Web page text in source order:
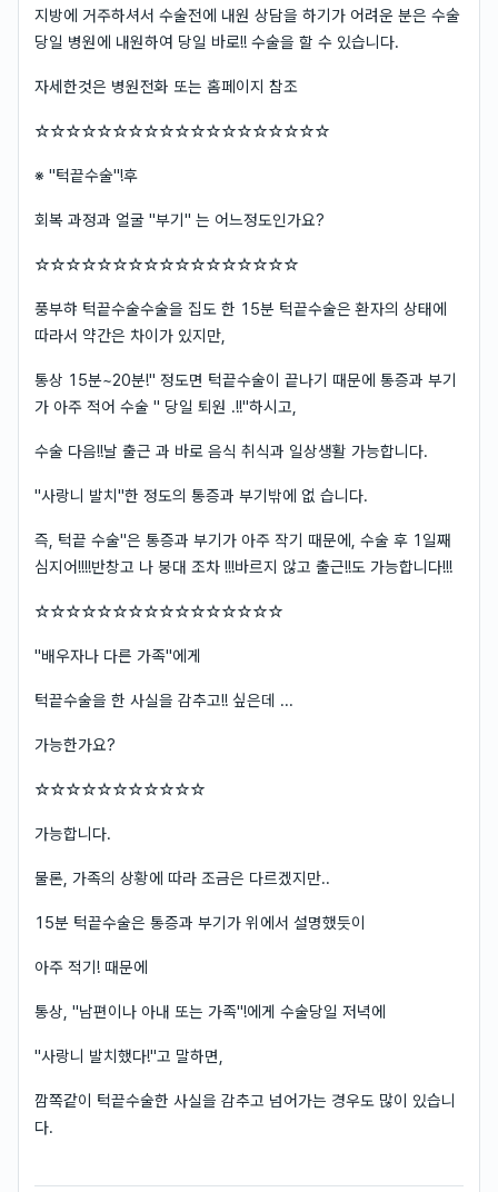
지방에 거주하셔서 수술전에 내원 상담을 하기가 어려운 분은 수술
당일 병원에 내원하여 당일 바로!! 수술을 할 수 있습니다.
자세한것은 병원전화 또는 홈페이지 참조
☆☆☆☆☆☆☆☆☆☆☆☆☆☆☆☆☆☆☆
※ "턱끝수술"!후
회복 과정과 얼굴 "부기" 는 어느정도인가요?
☆☆☆☆☆☆☆☆☆☆☆☆☆☆☆☆☆
풍부햐 턱끝수술수술을 집도 한 15분 턱끝수술은 환자의 상태에
따라서 약간은 차이가 있지만,
통상 15분~20분!" 정도면 턱끝수술이 끝나기 때문에 통증과 부기
가 아주 적어 수술 " 당일 퇴원 .!!"하시고,
수술 다음!!날 출근 과 바로 음식 취식과 일상생활 가능합니다.
"사랑니 발치"한 정도의 통증과 부기밖에 없 습니다.
즉, 턱끝 수술"은 통증과 부기가 아주 작기 때문에, 수술 후 1일째
심지어!!!!반창고 나 붕대 조차 !!!바르지 않고 출근!!도 가능합니다!!!
☆☆☆☆☆☆☆☆☆☆☆☆☆☆☆☆
"배우자나 다른 가족"에게
턱끝수술을 한 사실을 감추고!! 싶은데 ...
가능한가요?
☆☆☆☆☆☆☆☆☆☆☆
가능합니다.
물론, 가족의 상황에 따라 조금은 다르겠지만..
15분 턱끝수술은 통증과 부기가 위에서 설명했듯이
아주 적기! 때문에
통상, "남편이나 아내 또는 가족"!에게 수술당일 저녁에
"사랑니 발치했다!"고 말하면,
깜쪽같이 턱끝수술한 사실을 감추고 넘어가는 경우도 많이 있습니
다.